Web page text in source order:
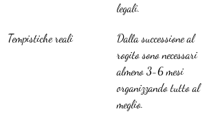
legali.
Tempistiche reali
Dalla successione al
rogito sono necessari
almeno 3-6 mesi
organizzando tutto al
meglio.